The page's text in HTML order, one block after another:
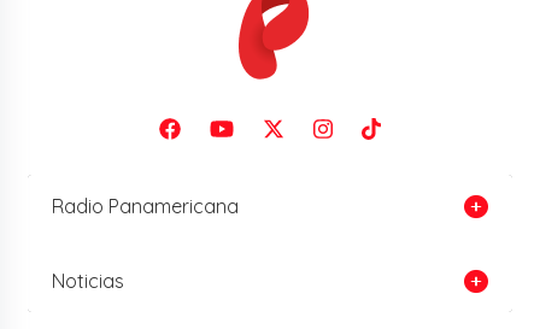
Radio Panamericana
Noticias